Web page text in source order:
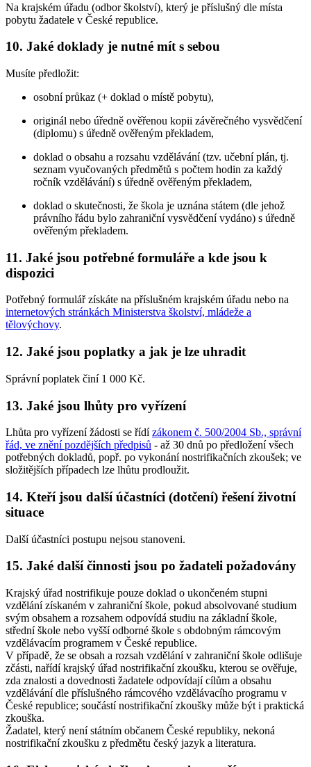
Na krajském úřadu (odbor školství), který je příslušný dle místa
pobytu žadatele v České republice.
10. Jaké doklady je nutné mít s sebou
Musíte předložit:
osobní průkaz (+ doklad o místě pobytu),
originál nebo úředně ověřenou kopii závěrečného vysvědčení
(diplomu) s úředně ověřeným překladem,
doklad o obsahu a rozsahu vzdělávání (tzv. učební plán, tj.
seznam vyučovaných předmětů s počtem hodin za každý
ročník vzdělávání) s úředně ověřeným překladem,
doklad o skutečnosti, že škola je uznána státem (dle jehož
právního řádu bylo zahraniční vysvědčení vydáno) s úředně
ověřeným překladem.
11. Jaké jsou potřebné formuláře a kde jsou k
dispozici
Potřebný formulář získáte na příslušném krajském úřadu nebo na
internetových stránkách Ministerstva školství, mládeže a
tělovýchovy.
12. Jaké jsou poplatky a jak je lze uhradit
Správní poplatek činí 1 000 Kč.
13. Jaké jsou lhůty pro vyřízení
Lhůta pro vyřízení žádosti se řídízákonem č. 500/2004 Sb., správní
řád, ve znění pozdějších předpisů - až 30 dnů po předložení všech
potřebných dokladů, popř. po vykonání nostrifikačních zkoušek; ve
složitějších případech lze lhůtu prodloužit.
14. Kteří jsou další účastníci (dotčení) řešení životní
situace
Další účastníci postupu nejsou stanoveni.
15. Jaké další činnosti jsou po žadateli požadovány
Krajský úřad nostrifikuje pouze doklad o ukončeném stupni
vzdělání získaném v zahraniční škole, pokud absolvované studium
svým obsahem a rozsahem odpovídá studiu na základní škole,
střední škole nebo vyšší odborné škole s obdobným rámcovým
vzdělávacím programem v České republice.
V případě, že se obsah a rozsah vzdělání v zahraniční škole odlišuje
zčásti, nařídí krajský úřad nostrifikační zkoušku, kterou se ověřuje,
zda znalosti a dovednosti žadatele odpovídají cílům a obsahu
vzdělávání dle příslušného rámcového vzdělávacího programu v
České republice; součástí nostrifikační zkoušky může být i praktická
zkouška.
Žadatel, který není státním občanem České republiky, nekoná
nostrifikační zkoušku z předmětu český jazyk a literatura.